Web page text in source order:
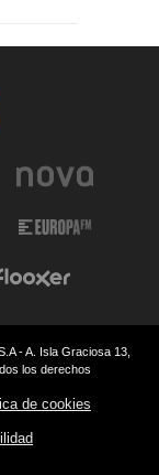
- A. Isla Graciosa 13,
los derechos
de cookies